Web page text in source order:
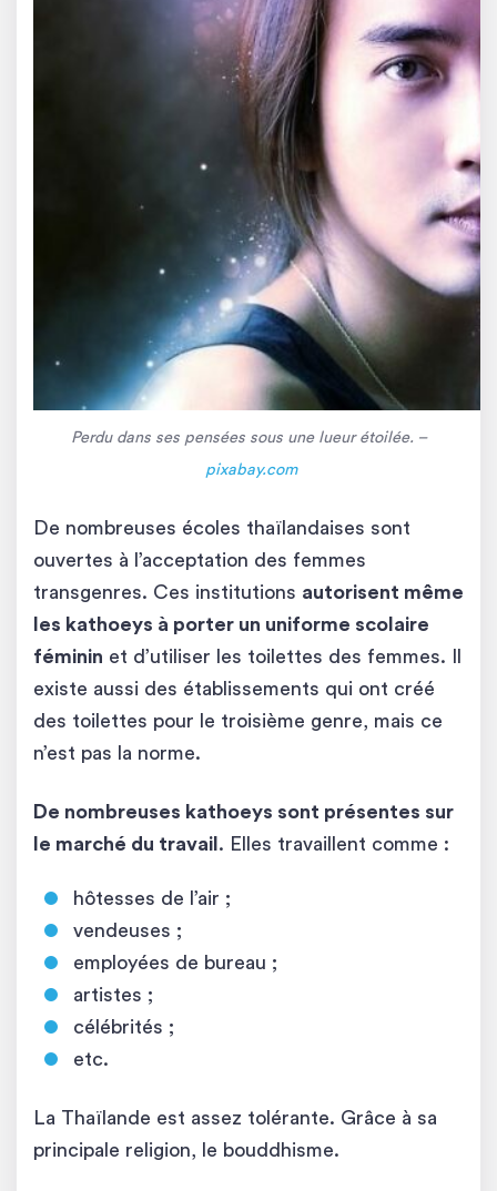
Perdu dans ses pensées sous une lueur étoilée. –
pixabay.com
De nombreuses écoles thaïlandaises sont
ouvertes à l’acceptation des femmes
transgenres. Ces institutions autorisent même
les kathoeys à porter un uniforme scolaire
féminin et d’utiliser les toilettes des femmes. Il
existe aussi des établissements qui ont créé
des toilettes pour le troisième genre, mais ce
n’est pas la norme.
De nombreuses kathoeys sont présentes sur
le marché du travail . Elles travaillent comme :
hôtesses de l’air ;
vendeuses ;
employées de bureau ;
artistes ;
célébrités ;
etc.
La Thaïlande est assez tolérante. Grâce à sa
principale religion, le bouddhisme.